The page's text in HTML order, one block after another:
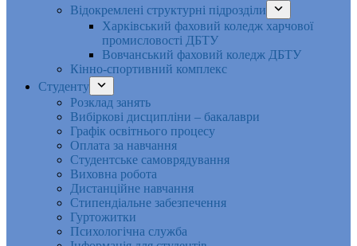
Відокремлені структурні підрозділи
Харківський фаховий коледж харчової
промисловості ДБТУ
Вовчанський фаховий коледж ДБТУ
Кінно-спортивний комплекс
Студенту
Розклад занять
Вибіркові дисципліни – бакалаври
Графік освітнього процесу
Оплата за навчання
Студентське самоврядування
Виховна робота
Дистанційне навчання
Стипендіальне забезпечення
Гуртожитки
Психологічна служба